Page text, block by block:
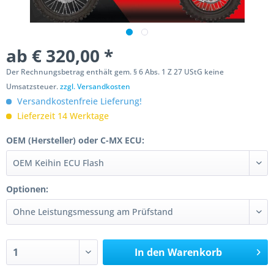
ab € 320,00 *
Der Rechnungsbetrag enthält gem. § 6 Abs. 1 Z 27 UStG keine
Umsatzsteuer.zzgl. Versandkosten
Versandkostenfreie Lieferung!
Lieferzeit 14 Werktage
OEM (Hersteller) oder C-MX ECU:
Optionen:
In den Warenkorb